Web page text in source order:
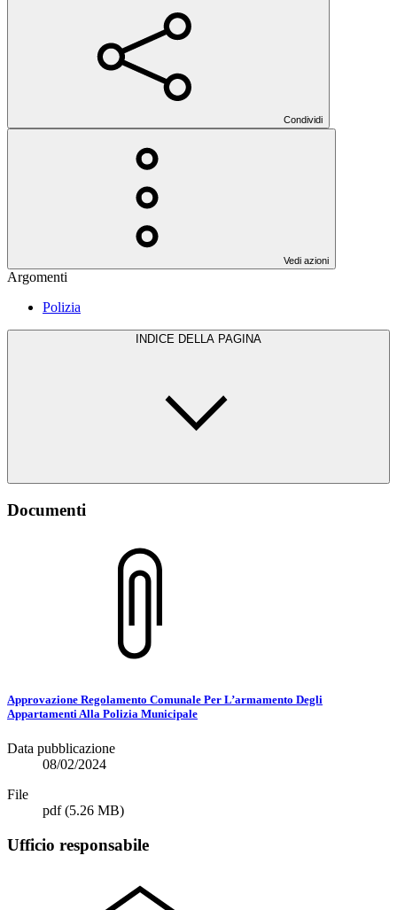
Condividi
Vedi azioni
Argomenti
Polizia
INDICE DELLA PAGINA
Documenti
Approvazione Regolamento Comunale Per L’armamento Degli
Appartamenti Alla Polizia Municipale
Data pubblicazione
08/02/2024
File
pdf(5.26 MB)
Ufficio responsabile